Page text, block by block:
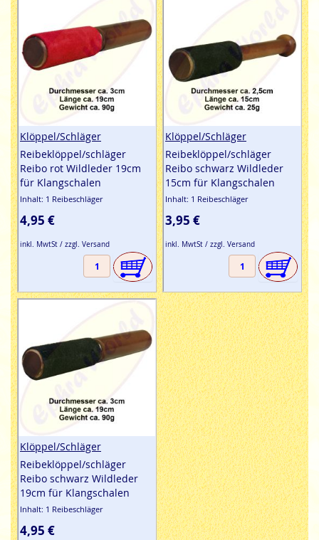
Klöppel/Schläger
Reibeklöppel/schläger
Reibo rot Wildleder 19cm
für Klangschalen
Inhalt: 1 Reibeschläger
4,95 €
inkl. MwtSt / zzgl. Versand
Klöppel/Schläger
Reibeklöppel/schläger
Reibo schwarz Wildleder
15cm für Klangschalen
Inhalt: 1 Reibeschläger
3,95 €
inkl. MwtSt / zzgl. Versand
Klöppel/Schläger
Reibeklöppel/schläger
Reibo schwarz Wildleder
19cm für Klangschalen
Inhalt: 1 Reibeschläger
4,95 €